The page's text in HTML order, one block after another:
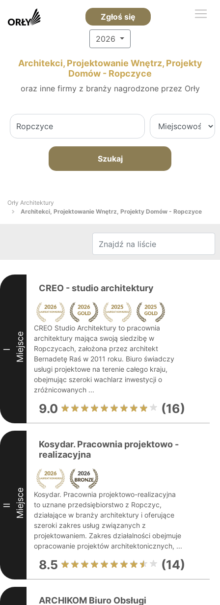
Zgłoś się
2026
Architekci, Projektowanie Wnętrz, Projekty
Domów - Ropczyce
oraz inne firmy z branży nagrodzone przez Orły
Szukaj
Orły Architektury
Architekci, Projektowanie Wnętrz, Projekty Domów - Ropczyce
I Miejsce
CREO - studio architektury
CREO Studio Architektury to pracownia
architektury mająca swoją siedzibę w
Ropczycach, założona przez architekt
Bernadetę Raś w 2011 roku. Biuro świadczy
usługi projektowe na terenie całego kraju,
obejmując szeroki wachlarz inwestycji o
zróżnicowanych ...
9.0 (16)
II Miejsce
Kosydar. Pracownia projektowo -
realizacyjna
Kosydar. Pracownia projektowo-realizacyjna
to uznane przedsiębiorstwo z Ropczyc,
działające w branży architektury i oferujące
szeroki zakres usług związanych z
projektowaniem. Zakres działalności obejmuje
opracowanie projektów architektonicznych, ...
8.5 (14)
ARCHIKOM Biuro Obsługi